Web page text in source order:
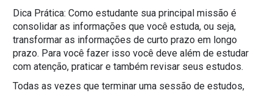
Dica Prática: Como estudante sua principal missão é
consolidar as informações que você estuda, ou seja,
transformar as informações de curto prazo em longo
prazo. Para você fazer isso você deve além de estudar
com atenção, praticar e também revisar seus estudos.
Todas as vezes que terminar uma sessão de estudos,